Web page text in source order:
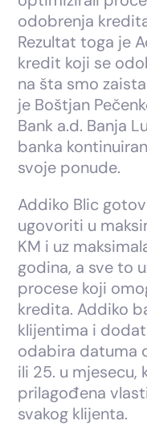
odobrenja
Rezultat toga je
kredit koji se
na šta smo
je Boštjan
Bank a.d. Banja
banka
svoje ponude.
Addiko Blic
ugovoriti u
KM i uz
godina, a sve to
procese koji
kredita. Addiko
klijentima i
odabira datuma
ili 25. u
prilagođena
svakog klijenta.